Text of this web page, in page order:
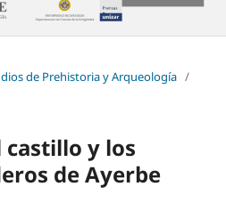
de Prehistoria y Arqueología /
y los
de Ayerbe